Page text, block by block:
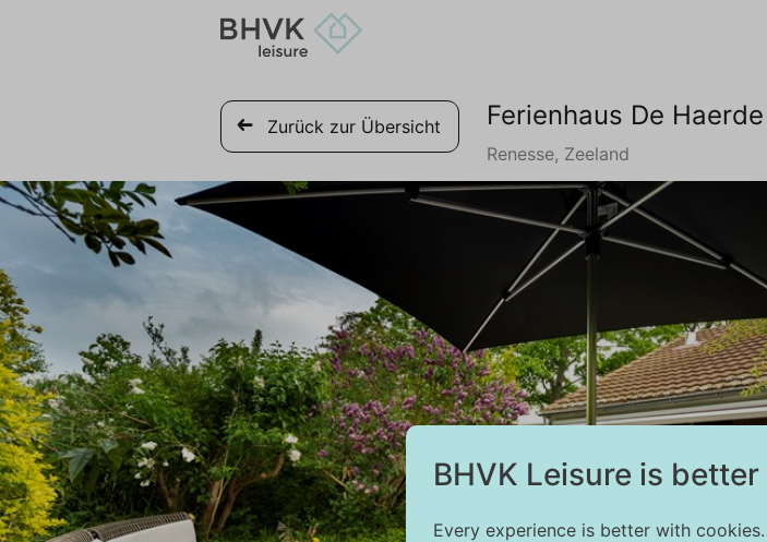
BHVK Leisure is
Every experience is better with
Zurück zur Übersicht Ferienhaus De
Renesse, Zeeland